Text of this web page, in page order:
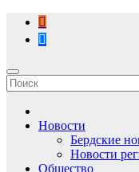
Перейти
содержимому
Новости
Бердские
Новости
Общество